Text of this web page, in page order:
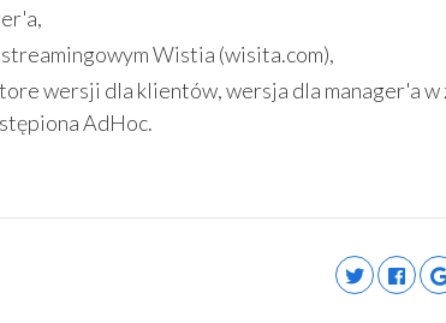
Wistia (wisita.com),
wersji dla klientów, wersja dla manager'a w
AdHoc.